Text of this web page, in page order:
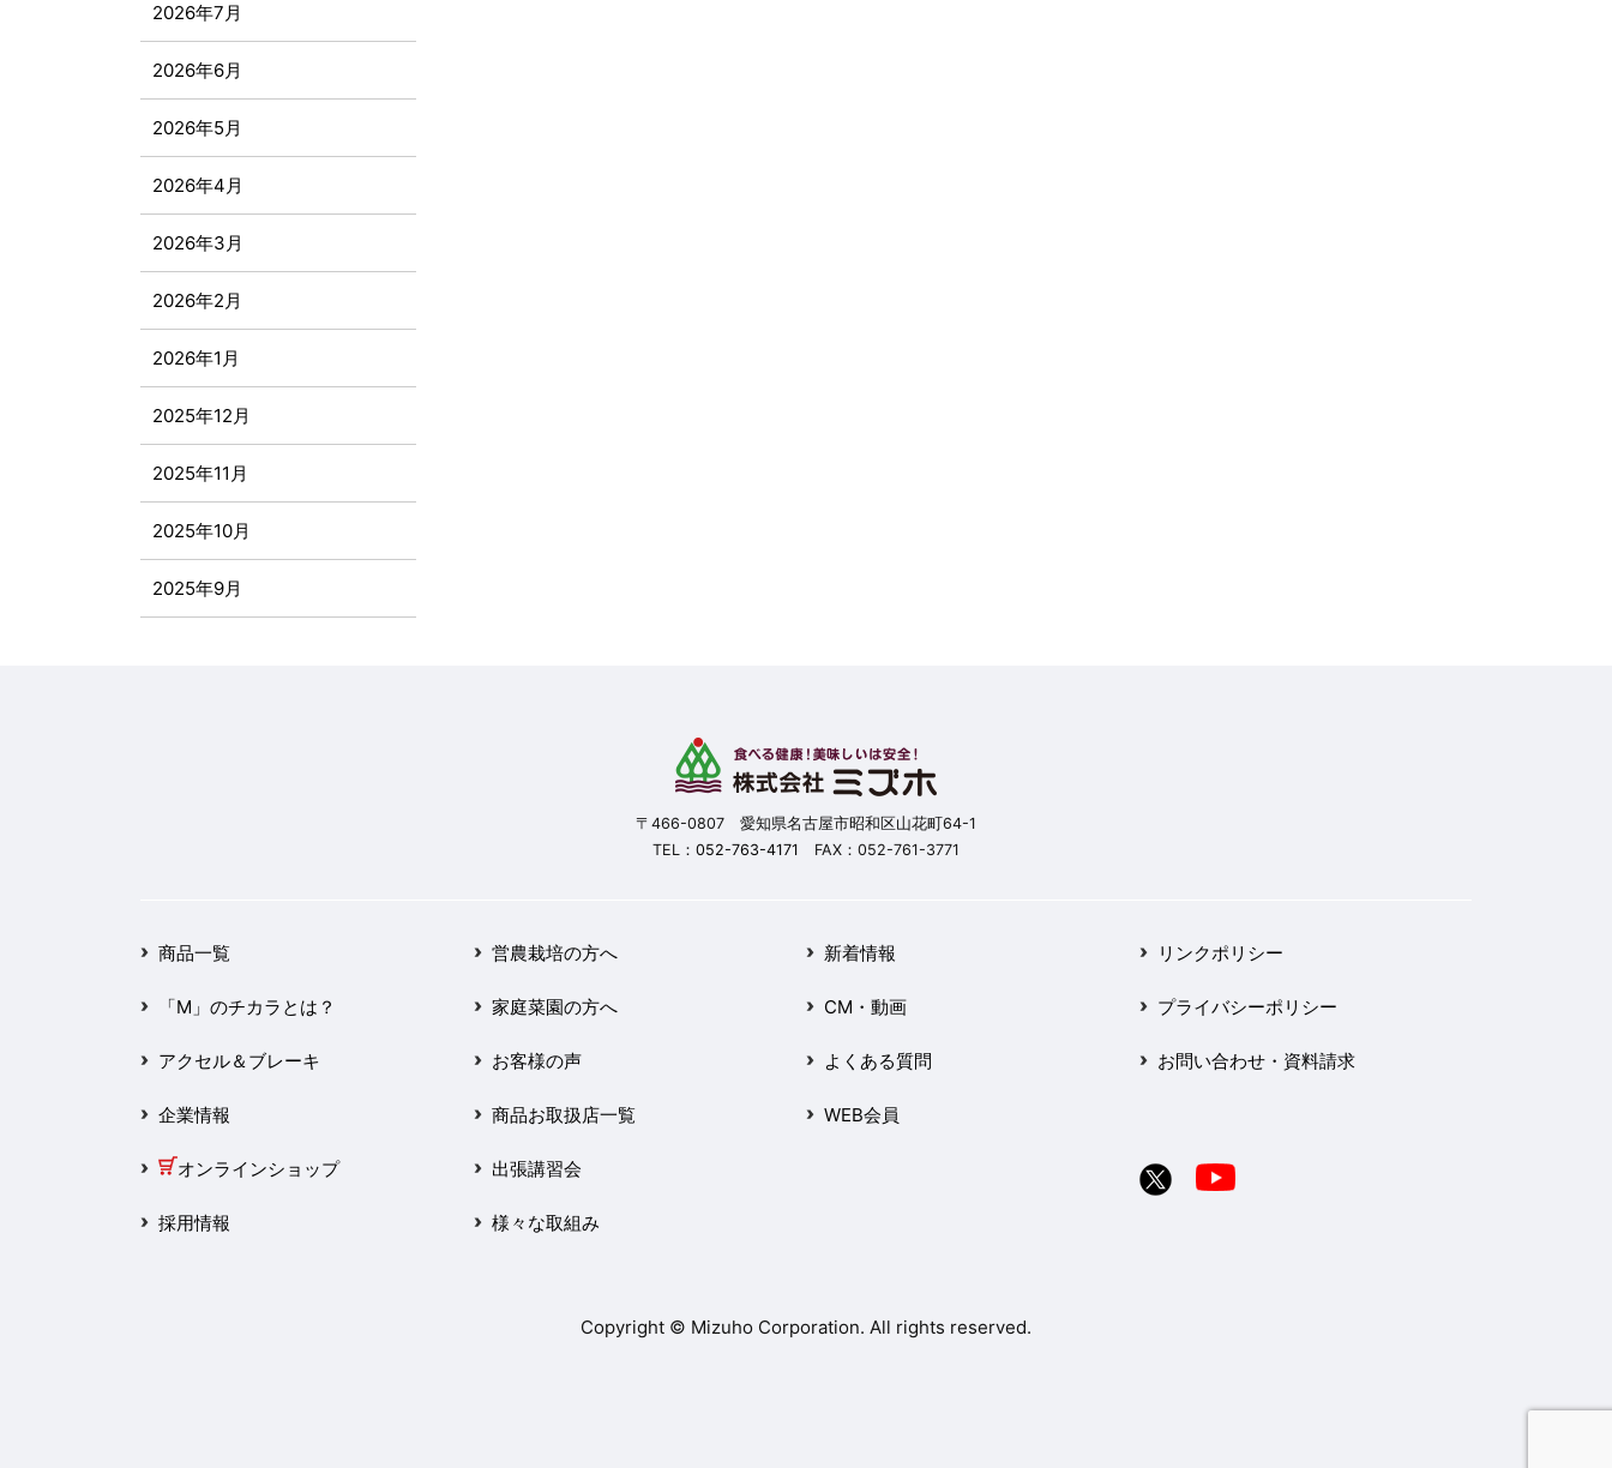
2026年7月
2026年6月
2026年5月
2026年4月
2026年3月
2026年2月
2026年1月
2025年12月
2025年11月
2025年10月
2025年9月
2025年1月
2024年12月
2024年11月
2024年10月
〒466-0807 愛知県名古屋市昭和区山花町64-1
TEL： 052-763-4171 FAX：052-761-3771
商品一覧
「M」のチカラとは？
アクセル＆ブレーキ
企業情報
オンラインショップ
採用情報
営農栽培の方へ
家庭菜園の方へ
お客様の声
商品お取扱店一覧
出張講習会
様々な取組み
新着情報
CM・動画
よくある質問
WEB会員
リンクポリシー
プライバシーポリシー
お問い合わせ・資料請求
Copyright © Mizuho Corporation. All rights reserved.